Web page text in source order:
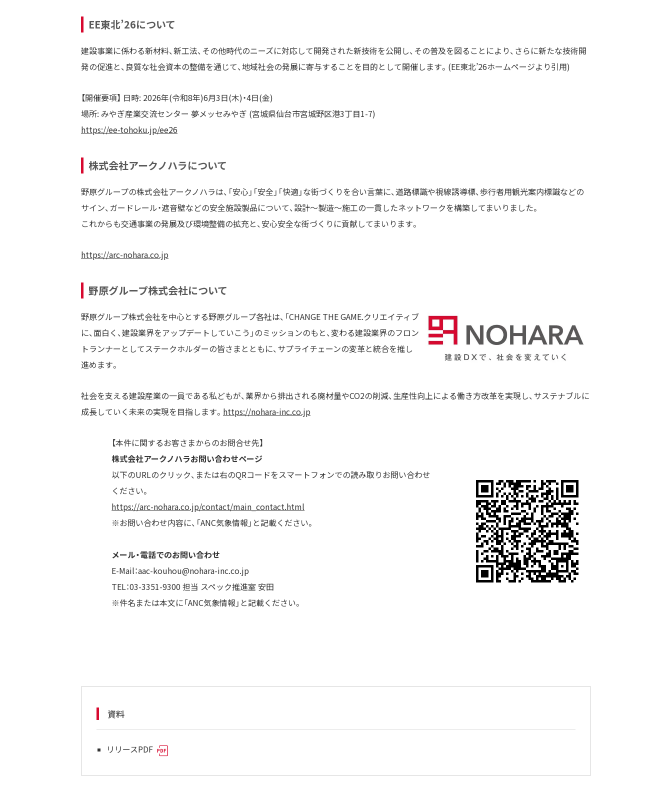
EE東北’26について
建設事業に係わる新材料、新工法、その他時代のニーズに対応して開発された新技術を公開し、その普及を図ることにより、さらに新たな技術開
発の促進と、良質な社会資本の整備を通じて、地域社会の発展に寄与することを目的として開催します。(EE東北’26ホームページより引用)
【開催要項】 日時: 2026年(令和8年)6月3日(木)・4日(金)
場所: みやぎ産業交流センター 夢メッセみやぎ (宮城県仙台市宮城野区港3丁目1-7)
https://ee-tohoku.jp/ee26
株式会社アークノハラについて
野原グループの株式会社アークノハラは、「安心」「安全」「快適」な街づくりを合い言葉に、道路標識や視線誘導標、歩行者用観光案内標識などの
サイン、ガードレール・遮音壁などの安全施設製品について、設計～製造～施工の一貫したネットワークを構築してまいりました。
これからも交通事業の発展及び環境整備の拡充と、安心安全な街づくりに貢献してまいります。
https://arc-nohara.co.jp
野原グループ株式会社について
野原グループ株式会社を中心とする野原グループ各社は、「CHANGE THE GAME.クリエイティブ
に、面白く、建設業界をアップデートしていこう」のミッションのもと、変わる建設業界のフロン
トランナーとしてステークホルダーの皆さまとともに、サプライチェーンの変革と統合を推し
進めます。
社会を支える建設産業の一員である私どもが、業界から排出される廃材量やCO2の削減、生産性向上による働き方改革を実現し、サステナブルに
成長していく未来の実現を目指します。 https://nohara-inc.co.jp
【本件に関するお客さまからのお問合せ先】
株式会社アークノハラお問い合わせページ
以下のURLのクリック、または右のQRコードをスマートフォンでの読み取りお問い合わせ
ください。
https://arc-nohara.co.jp/contact/main_contact.html
※お問い合わせ内容に、「ANC気象情報」と記載ください。
メール・電話でのお問い合わせ
E-Mail：aac-kouhou@nohara-inc.co.jp
TEL：03-3351-9300 担当 スペック推進室 安田
※件名または本文に「ANC気象情報」と記載ください。
資料
リリースPDF